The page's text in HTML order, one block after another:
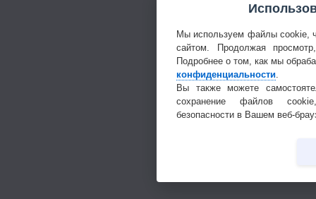
Мы используем файлы cookie,
сайтом. Продолжая
Подробнее о том, как мы
конфиденциальности
Вы также можете
сохранение файлов
безопасности в Вашем веб-